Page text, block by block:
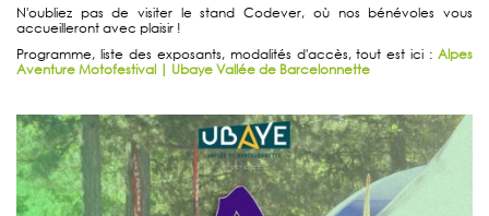
N'oubliez pas de visiter le stand Codever, où nos bénévoles vous
accueilleront avec plaisir !
Programme, liste des exposants, modalités d'accès, tout est ici : Alpes
Aventure Motofestival | Ubaye Vallée de Barcelonnette